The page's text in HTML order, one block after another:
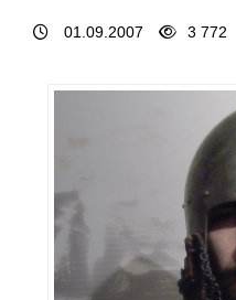
01.09.2007 3 772